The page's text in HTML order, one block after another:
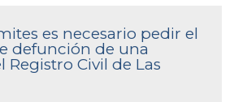
es necesario pedir el
defunción de una
Registro Civil de Las